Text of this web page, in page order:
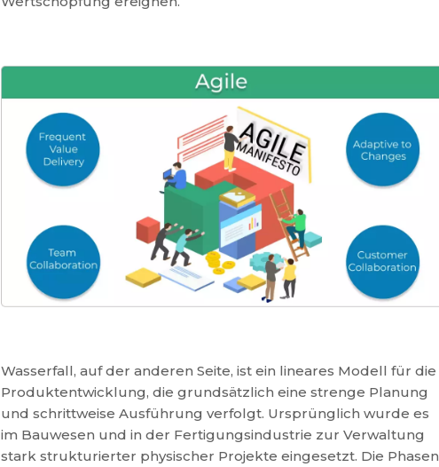
Wasserfall, auf der anderen Seite, ist ein lineares Modell für die
Produktentwicklung, die grundsätzlich eine strenge Planung
und schrittweise Ausführung verfolgt. Ursprünglich wurde es
im Bauwesen und in der Fertigungsindustrie zur Verwaltung
stark strukturierter physischer Projekte eingesetzt. Die Phasen